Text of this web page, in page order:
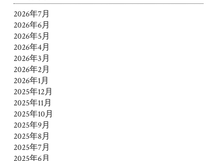
2026年7月
2026年6月
2026年5月
2026年4月
2026年3月
2026年2月
2026年1月
2025年12月
2025年11月
2025年10月
2025年9月
2025年8月
2025年7月
2025年6月